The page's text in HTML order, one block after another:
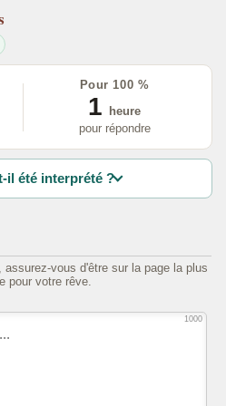
Pour 100 %
1
heure
pour répondre
il été interprété ?
vous d'être sur la page la plus
pour votre rêve.
1000